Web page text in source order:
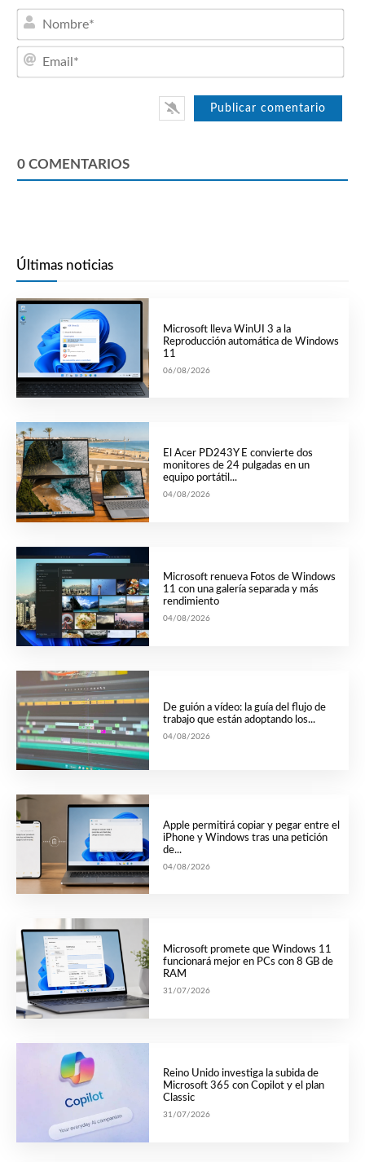
0 COMENTARIOS
Últimas noticias
Microsoft lleva WinUI 3 a la
Reproducción automática de Windows
11
06/08/2026
El Acer PD243Y E convierte dos
monitores de 24 pulgadas en un
equipo portátil...
04/08/2026
Microsoft renueva Fotos de Windows
11 con una galería separada y más
rendimiento
04/08/2026
De guión a vídeo: la guía del flujo de
trabajo que están adoptando los...
04/08/2026
Apple permitirá copiar y pegar entre el
iPhone y Windows tras una petición
de...
04/08/2026
Microsoft promete que Windows 11
funcionará mejor en PCs con 8 GB de
RAM
31/07/2026
Reino Unido investiga la subida de
Microsoft 365 con Copilot y el plan
Classic
31/07/2026